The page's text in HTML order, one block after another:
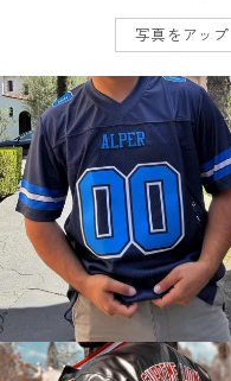
写真をアップ